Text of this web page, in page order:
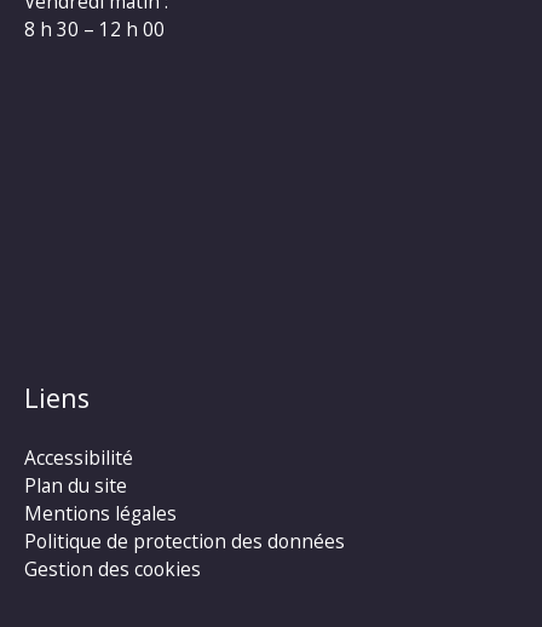
8 h 30 – 12 h 00
Liens
Accessibilité
Plan du site
Mentions légales
Politique de protection des données
Gestion des cookies